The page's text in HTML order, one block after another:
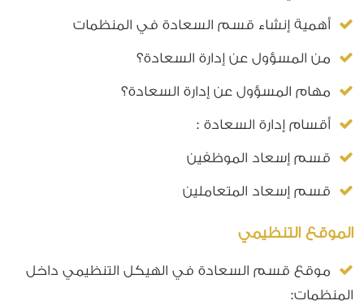
أهمية إنشاء قسم السعادة في المنظمات
من المسؤول عن إدارة السعادة؟
مهام المسؤول عن إدارة السعادة؟
أقسام إدارة السعادة :
قسم إسعاد الموظفين
قسم إسعاد المتعاملين
الموقع التنظيمي
موقع قسم السعادة في الهيكل التنظيمي داخل
المنظمات: